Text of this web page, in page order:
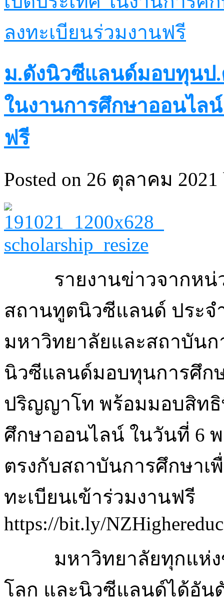
ม.ดังนิวซีแลนด์มอบทุนป.
ในงานการศึกษาออนไล
ฟรี
Posted on 26 ตุลาคม
รายงานข่าวจากห
สถานทูตนิวซีแลนด์ ประจ
มหาวิทยาลัยและสถาบัน
นิวซีแลนด์มอบทุนการศึก
ปริญญาโท พร้อมมอบสิทธิ
ศึกษาออนไลน์ ในวันที่ 6
ตรงกับสถาบันการศึกษา
ทะเบียนเข้าร่วมงานฟรี
https://bit.ly/
มหาวิทยาลัยทุกแห่
โลก และนิวซีแลนด์ได้อัน